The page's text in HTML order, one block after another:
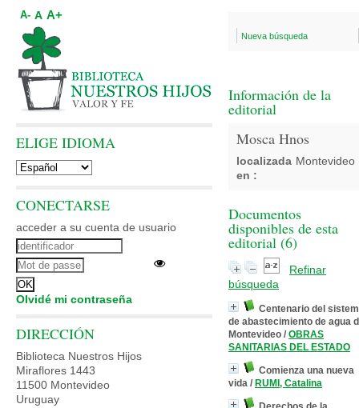
Nueva búsqueda
Información de la
editorial
Mosca Hnos
localizada
en :
Montevideo
Documentos
disponibles de esta
editorial (6)
Refinar
búsqueda
Centenario del
de abastecimiento de agua
Montevideo / OBRAS
SANITARIAS DEL ESTADO
Comienza una nueva
vida / RUMI, Catalina
A- A A+
ELIGE IDIOMA
CONECTARSE
acceder a su cuenta de usuario
Olvidé mi contraseña
DIRECCIÓN
Biblioteca Nuestros Hijos
Miraflores 1443
11500 Montevideo
Uruguay